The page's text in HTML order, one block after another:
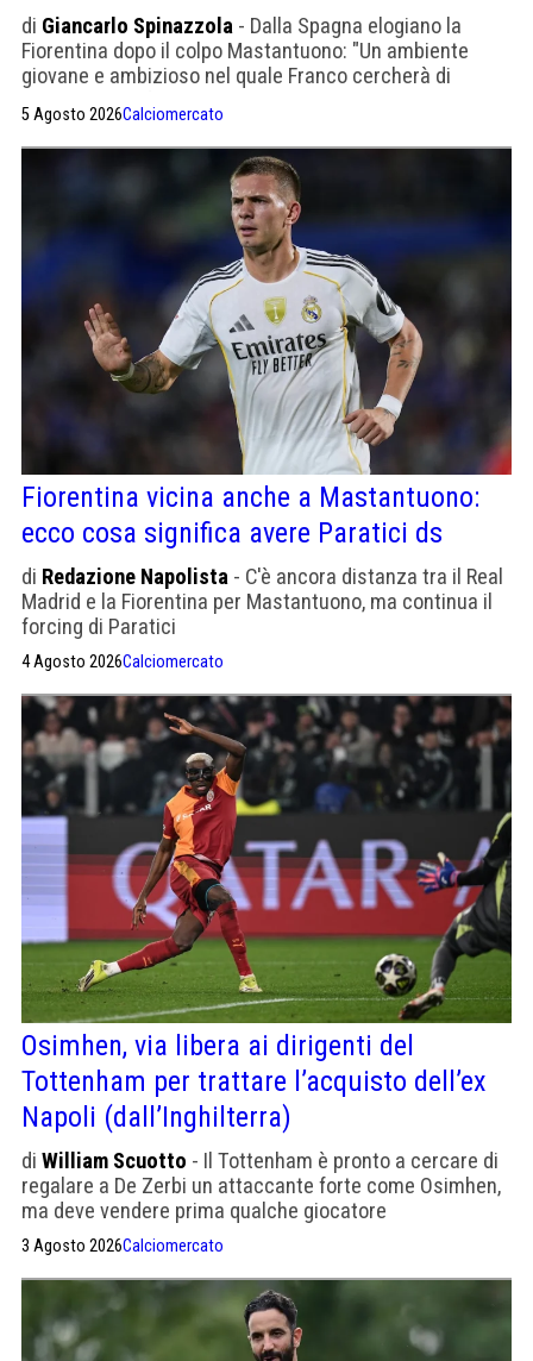
di Giancarlo Spinazzola - Dalla Spagna elogiano la
Fiorentina dopo il colpo Mastantuono: "Un ambiente
giovane e ambizioso nel quale Franco cercherà di
5 Agosto 2026Calciomercato
Fiorentina vicina anche a Mastantuono:
ecco cosa significa avere Paratici ds
di Redazione Napolista - C'è ancora distanza tra il Real
Madrid e la Fiorentina per Mastantuono, ma continua il
forcing di Paratici
4 Agosto 2026Calciomercato
Osimhen, via libera ai dirigenti del
Tottenham per trattare l’acquisto dell’ex
Napoli (dall’Inghilterra)
di William Scuotto - Il Tottenham è pronto a cercare di
regalare a De Zerbi un attaccante forte come Osimhen,
ma deve vendere prima qualche giocatore
3 Agosto 2026Calciomercato